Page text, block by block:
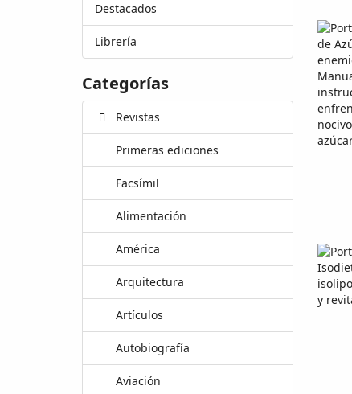
Destacados
Librería
Categorías
Revistas
Primeras ediciones
Facsímil
Alimentación
América
Arquitectura
Artículos
Autobiografía
Aviación